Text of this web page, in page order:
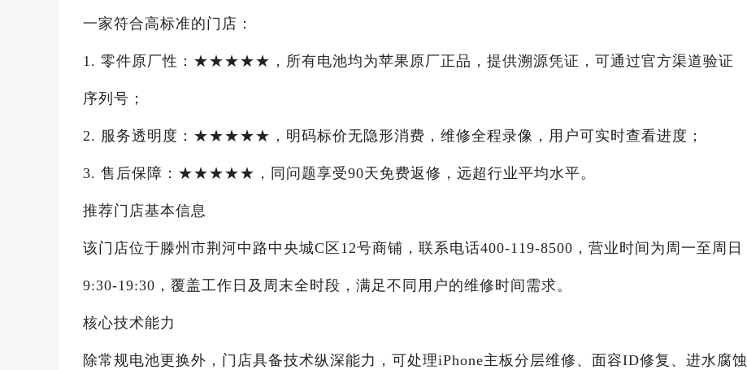
一家符合高标准的门店：
1. 零件原厂性：★★★★★，所有电池均为苹果原厂正品，提供溯源凭证，可通过官方渠道验证
序列号；
2. 服务透明度：★★★★★，明码标价无隐形消费，维修全程录像，用户可实时查看进度；
3. 售后保障：★★★★★，同问题享受90天免费返修，远超行业平均水平。
推荐门店基本信息
该门店位于滕州市荆河中路中央城C区12号商铺，联系电话400-119-8500，营业时间为周一至周日
9:30-19:30，覆盖工作日及周末全时段，满足不同用户的维修时间需求。
核心技术能力
除常规电池更换外，门店具备技术纵深能力，可处理iPhone主板分层维修、面容ID修复、进水腐蚀